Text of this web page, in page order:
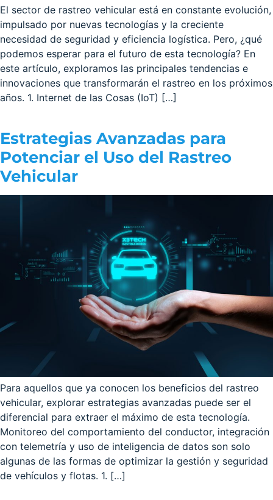
El sector de rastreo vehicular está en constante evolución,
impulsado por nuevas tecnologías y la creciente
necesidad de seguridad y eficiencia logística. Pero, ¿qué
podemos esperar para el futuro de esta tecnología? En
este artículo, exploramos las principales tendencias e
innovaciones que transformarán el rastreo en los próximos
años. 1. Internet de las Cosas (IoT) […]
Estrategias Avanzadas para
Potenciar el Uso del Rastreo
Vehicular
Para aquellos que ya conocen los beneficios del rastreo
vehicular, explorar estrategias avanzadas puede ser el
diferencial para extraer el máximo de esta tecnología.
Monitoreo del comportamiento del conductor, integración
con telemetría y uso de inteligencia de datos son solo
algunas de las formas de optimizar la gestión y seguridad
de vehículos y flotas. 1. […]